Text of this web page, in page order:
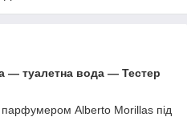
— туалетна вода — Тестер
Alberto Morillas під